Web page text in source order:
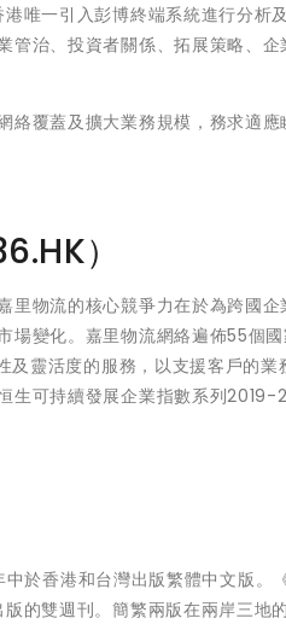
唯一引入彭博終端系統進行分析
管治、投資者關係、拓展策略、企
絡覆蓋及擴大業務規模，務求適應
）
里物流的核心競爭力在於為跨國企
場變化。嘉里物流網絡遍佈55個
靈活度的服務，以支援客戶的業
生可持續發展企業指數系列
於香港和台灣出版繁體中文版。
的雙週刊。簡繁兩版在兩岸三地